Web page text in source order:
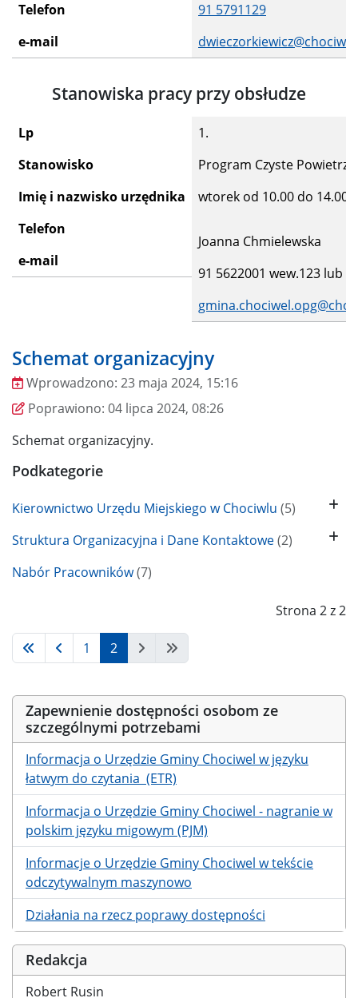
Zapewnienie dostępności osobom ze
szczególnymi potrzebami
Informacja o Urzędzie Gminy Chociwel w języku
łatwym do czytania (ETR)
Informacja o Urzędzie Gminy Chociwel - nagranie w
polskim języku migowym (PJM)
Informacje o Urzędzie Gminy Chociwel w tekście
odczytywalnym maszynowo
Działania na rzecz poprawy dostępności
Redakcja
Robert Rusin
Telefon
e-mail
91 5791129
Stanowiska pracy przy obsłudze
Lp
Stanowisko
Imię i nazwisko urzędnika
Telefon
e-mail
1.
Program Czyste
wtorek od 10.00 do
Joanna Chmielewska
91 5622001 wew.123
Schemat organizacyjny
Wprowadzono
Wprowadzono: 23 maja 2024, 15:16
Poprawiono
Poprawiono: 04 lipca 2024, 08:26
Schemat organizacyjny.
Podkategorie
Kierownictwo Urzędu Miejskiego w Chociwlu (5)
Struktura Organizacyjna i Dane Kontaktowe(2)
Nabór Pracowników(7)
Strona 2 z 2
1 2